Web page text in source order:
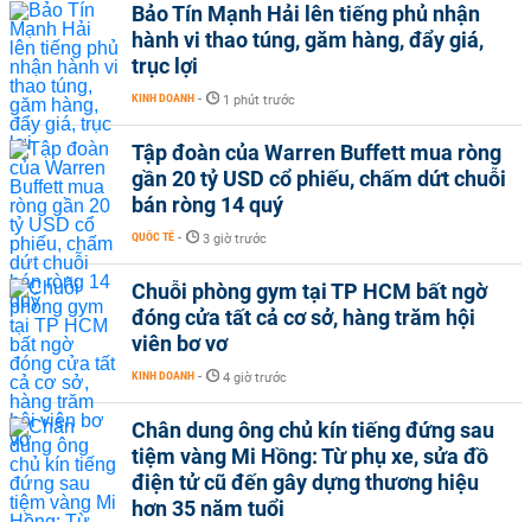
Bảo Tín Mạnh Hải lên tiếng phủ nhận
hành vi thao túng, găm hàng, đẩy giá,
trục lợi
KINH DOANH - 1 phút trước
Tập đoàn của Warren Buffett mua ròng
gần 20 tỷ USD cổ phiếu, chấm dứt chuỗi
bán ròng 14 quý
QUỐC TẾ - 3 giờ trước
Chuỗi phòng gym tại TP HCM bất ngờ
đóng cửa tất cả cơ sở, hàng trăm hội
viên bơ vơ
KINH DOANH - 4 giờ trước
Chân dung ông chủ kín tiếng đứng sau
tiệm vàng Mi Hồng: Từ phụ xe, sửa đồ
điện tử cũ đến gây dựng thương hiệu
hơn 35 năm tuổi